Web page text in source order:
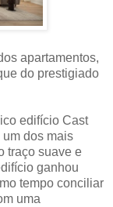
apartamentos,
do prestigiado
edifício Cast
um dos mais
traço suave e
ganhou
tempo conciliar
uma